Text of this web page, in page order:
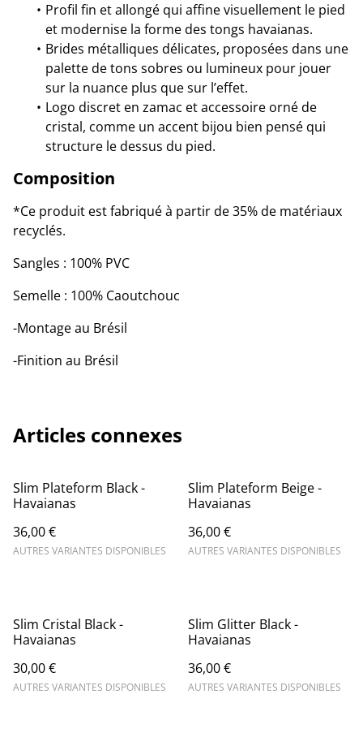
Profil fin et allongé qui affine visuellement le pied
et modernise la forme des tongs havaianas.
Brides métalliques délicates, proposées dans une
palette de tons sobres ou lumineux pour jouer
sur la nuance plus que sur l’effet.
Logo discret en zamac et accessoire orné de
cristal, comme un accent bijou bien pensé qui
structure le dessus du pied.
Composition
*Ce produit est fabriqué à partir de 35% de matériaux
recyclés.
Sangles : 100% PVC
Semelle : 100% Caoutchouc
-Montage au Brésil
-Finition au Brésil
Articles connexes
Slim Plateform Black -
Havaianas
36,00 €
AUTRES VARIANTES DISPONIBLES
Slim Plateform Beige -
Havaianas
36,00 €
AUTRES VARIANTES DISPONIBLES
Slim Cristal Black -
Havaianas
30,00 €
AUTRES VARIANTES DISPONIBLES
Slim Glitter Black -
Havaianas
36,00 €
AUTRES VARIANTES DISPONIBLES